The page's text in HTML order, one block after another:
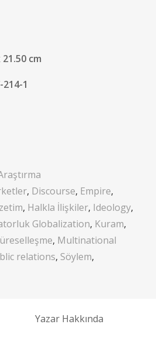
21.50 cm
1
, Discourse, Empire,
, Halkla İlişkiler, Ideology,
Globalization, Kuram,
, Multinational
relations, Söylem,
Yazar Hakkında